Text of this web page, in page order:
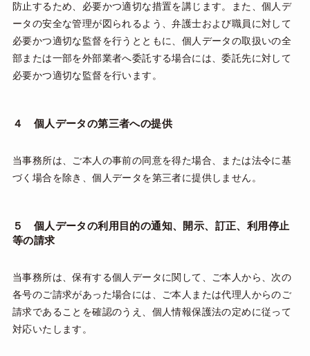
防止するため、必要かつ適切な措置を講じます。また、個人デ
ータの安全な管理が図られるよう、弁護士および職員に対して
必要かつ適切な監督を行うとともに、個人データの取扱いの全
部または一部を外部業者へ委託する場合には、委託先に対して
必要かつ適切な監督を行います。
４ 個人データの第三者への提供
当事務所は、ご本人の事前の同意を得た場合、または法令に基
づく場合を除き、個人データを第三者に提供しません。
５ 個人データの利用目的の通知、開示、訂正、利用停止
等の請求
当事務所は、保有する個人データに関して、ご本人から、次の
各号のご請求があった場合には、ご本人または代理人からのご
請求であることを確認のうえ、個人情報保護法の定めに従って
対応いたします。